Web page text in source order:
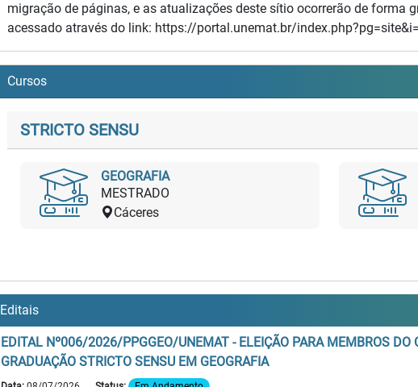
migração de páginas, e as atualizações deste sítio ocorrerão de forma
acessado através do link: https://portal.unemat.br/
Cursos
STRICTO SENSU
GEOGRAFIA
MESTRADO
Cáceres
Editais
EDITAL Nº006/2026/PPGGEO/UNEMAT - ELEIÇÃO PARA MEMBROS DO
GRADUAÇÃO STRICTO SENSU EM GEOGRAFIA